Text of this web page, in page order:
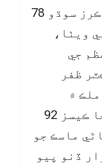
ڪلاڪن ۾ 4 هيلٿ ورڪرز سوڌو 78
ويٺا،
جي
ظفر
۾
مقامي منتقليءَ جا ڪيسز 92
ماسڪ جو
ڏنو پيو